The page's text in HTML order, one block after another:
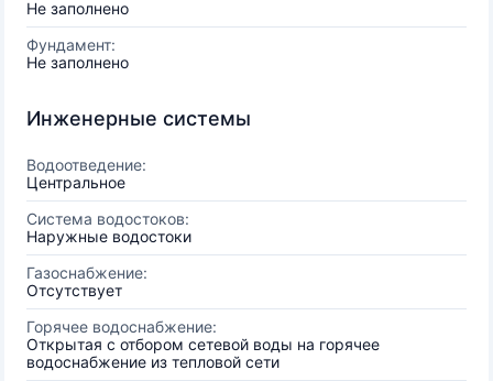
Не заполнено
Фундамент:
Не заполнено
Инженерные системы
Водоотведение:
Центральное
Система водостоков:
Наружные водостоки
Газоснабжение:
Отсутствует
Горячее водоснабжение:
Открытая с отбором сетевой воды на горячее
водоснабжение из тепловой сети